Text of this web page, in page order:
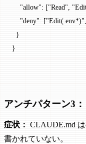
    "allow"
: ["Read",
    "deny"
: ["Edit(.env*)",
  }
}
アンチパターン3
症状： CLAUDE.md
書かれていない。